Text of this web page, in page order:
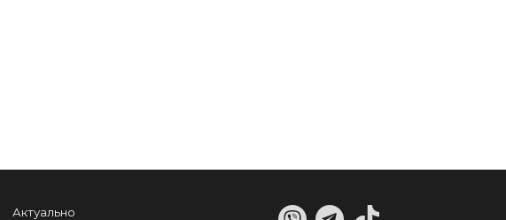
Актуально